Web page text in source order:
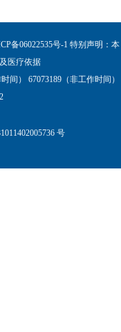
备06022535号-1 特别声明：本
医疗依据
间） 67073189（非工作时间）
号